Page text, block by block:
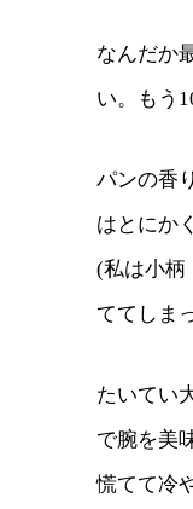
なんだか
い。もう
パンの香
はとにか
(私は小柄
ててしま
たいてい
で腕を美
慌てて冷